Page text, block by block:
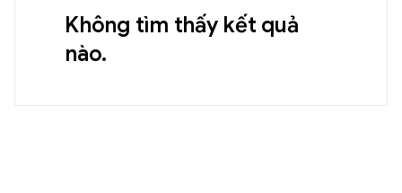
Không tìm thấy kết quả
nào.